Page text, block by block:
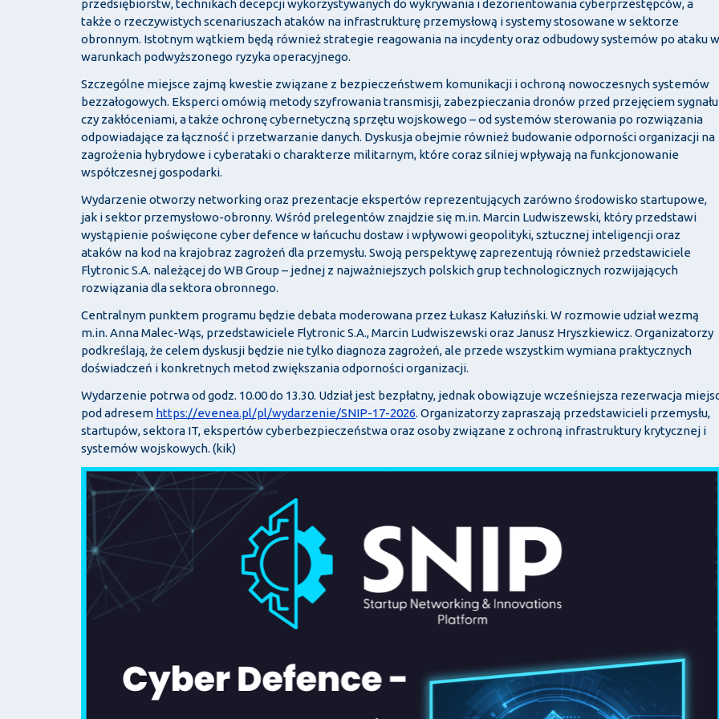
przedsiębiorstw, technikach decepcji wykorzystywanych do wykrywania i dezorientowania cyberprzestępców, a
także o rzeczywistych scenariuszach ataków na infrastrukturę przemysłową i systemy stosowane w sektorze
obronnym. Istotnym wątkiem będą również strategie reagowania na incydenty oraz odbudowy systemów po ataku w
warunkach podwyższonego ryzyka operacyjnego.
Szczególne miejsce zajmą kwestie związane z bezpieczeństwem komunikacji i ochroną nowoczesnych systemów
bezzałogowych. Eksperci omówią metody szyfrowania transmisji, zabezpieczania dronów przed przejęciem sygnału
czy zakłóceniami, a także ochronę cybernetyczną sprzętu wojskowego – od systemów sterowania po rozwiązania
odpowiadające za łączność i przetwarzanie danych. Dyskusja obejmie również budowanie odporności organizacji na
zagrożenia hybrydowe i cyberataki o charakterze militarnym, które coraz silniej wpływają na funkcjonowanie
współczesnej gospodarki.
Wydarzenie otworzy networking oraz prezentacje ekspertów reprezentujących zarówno środowisko startupowe,
jak i sektor przemysłowo-obronny. Wśród prelegentów znajdzie się m.in. Marcin Ludwiszewski, który przedstawi
wystąpienie poświęcone cyber defence w łańcuchu dostaw i wpływowi geopolityki, sztucznej inteligencji oraz
ataków na kod na krajobraz zagrożeń dla przemysłu. Swoją perspektywę zaprezentują również przedstawiciele
Flytronic S.A. należącej do WB Group – jednej z najważniejszych polskich grup technologicznych rozwijających
rozwiązania dla sektora obronnego.
Centralnym punktem programu będzie debata moderowana przez Łukasz Kałuziński. W rozmowie udział wezmą
m.in. Anna Malec-Wąs, przedstawiciele Flytronic S.A.,Marcin Ludwiszewskioraz Janusz Hryszkiewicz. Organizatorzy
podkreślają, że celem dyskusji będzie nie tylko diagnoza zagrożeń, ale przede wszystkim wymiana praktycznych
doświadczeń i konkretnych metod zwiększania odporności organizacji.
Wydarzenie potrwa od godz. 10.00 do 13.30. Udział jest bezpłatny, jednak obowiązuje wcześniejsza rezerwacja
pod adresem https://evenea.pl/pl/wydarzenie/SNIP-17-2026. Organizatorzy zapraszają przedstawicieli przemysłu,
startupów, sektora IT, ekspertów cyberbezpieczeństwa oraz osoby związane z ochroną infrastruktury krytycznej i
systemów wojskowych. (kik)